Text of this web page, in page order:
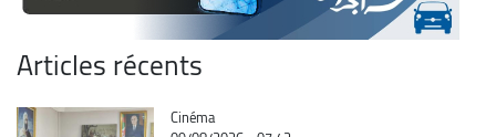
Articles récents
Catégorie
Cinéma